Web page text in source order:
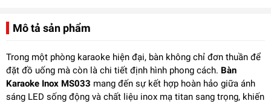
Mô tả sản phẩm
Trong một phòng karaoke hiện đại, bàn không chỉ đơn thuần để
đặt đồ uống mà còn là chi tiết định hình phong cách. Bàn
Karaoke Inox MS033 mang đến sự kết hợp hoàn hảo giữa ánh
sáng LED sống động và chất liệu inox mạ titan sang trọng, khiến